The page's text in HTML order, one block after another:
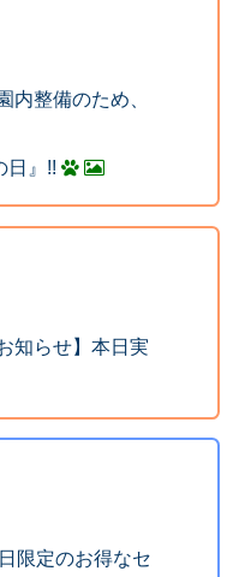
内整備のため、
日』!!
知らせ】本日実
限定のお得なセ